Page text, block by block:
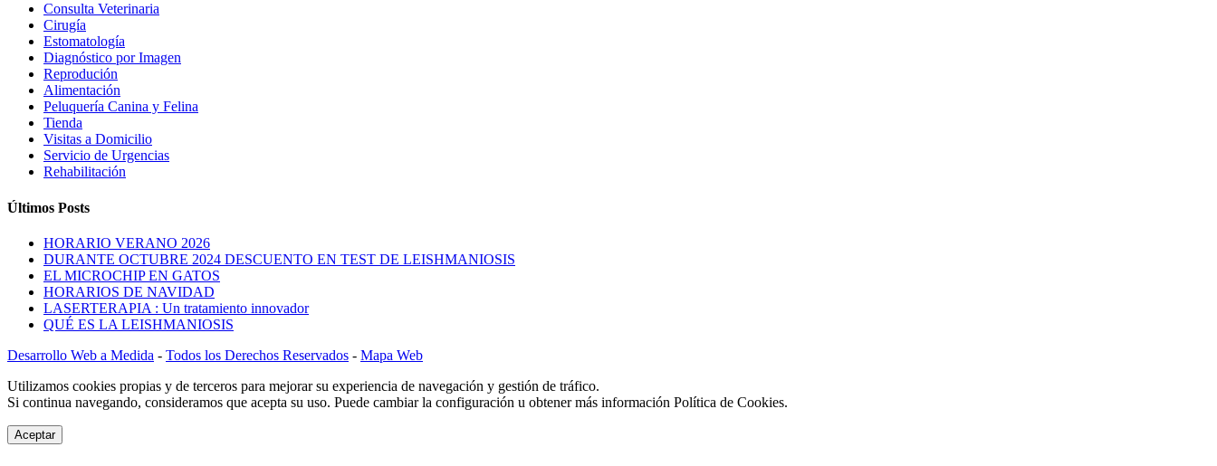
Consulta Veterinaria
Cirugía
Estomatología
Diagnóstico por Imagen
Reprodución
Alimentación
Peluquería Canina y Felina
Tienda
Visitas a Domicilio
Servicio de Urgencias
Rehabilitación
Últimos Posts
HORARIO VERANO 2026
DURANTE OCTUBRE 2024 DESCUENTO EN TEST DE LEISHMANIOSIS
EL MICROCHIP EN GATOS
HORARIOS DE NAVIDAD
LASERTERAPIA : Un tratamiento innovador
QUÉ ES LA LEISHMANIOSIS
Desarrollo Web a Medida - Todos los Derechos Reservados - Mapa Web
Utilizamos cookies propias y de terceros para mejorar su experiencia de navegación y gestión de tráfico.
Si continua navegando, consideramos que acepta su uso. Puede cambiar la configuración u obtener más información Política de Cookies.
Aceptar